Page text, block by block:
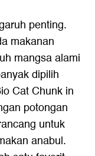
penting.
makanan
mangsa alami
dipilih
Cat Chunk in
potongan
untuk
anabul.